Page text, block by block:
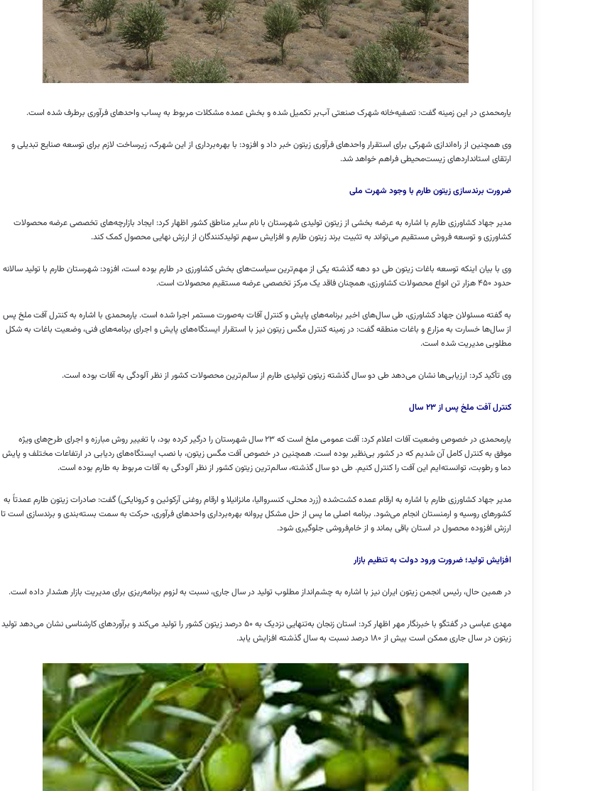
یارمحمدی در این زمینه گفت: تصفیه‌خانه شهرک صنعتی آب‌بر تکمیل شده و بخش عمده مشکلات مربوط به پساب واحدهای فرآوری برطرف شده است.
وی همچنین از راه‌اندازی شهرکی برای استقرار واحدهای فرآوری زیتون خبر داد و افزود: با بهره‌برداری از این شهرک، زیرساخت لازم برای توسعه صنایع تبدیلی و
ارتقای استانداردهای زیست‌محیطی فراهم خواهد شد.
ضرورت برندسازی زیتون طارم با وجود شهرت ملی
مدیر جهاد کشاورزی طارم با اشاره به عرضه بخشی از زیتون تولیدی شهرستان با نام سایر مناطق کشور اظهار کرد: ایجاد بازارچه‌های تخصصی عرضه محصولات
کشاورزی و توسعه فروش مستقیم می‌تواند به تثبیت برند زیتون طارم و افزایش سهم تولیدکنندگان از ارزش نهایی محصول کمک کند.
وی با بیان اینکه توسعه باغات زیتون طی دو دهه گذشته یکی از مهم‌ترین سیاست‌های بخش کشاورزی در طارم بوده است، افزود: شهرستان طارم با تولید سالانه
حدود ۴۵۰ هزار تن انواع محصولات کشاورزی، همچنان فاقد یک مرکز تخصصی عرضه مستقیم محصولات است.
به گفته مسئولان جهاد کشاورزی، طی سال‌های اخیر برنامه‌های پایش و کنترل آفات به‌صورت مستمر اجرا شده است. یارمحمدی با اشاره به کنترل آفت ملخ پس
از سال‌ها خسارت به مزارع و باغات منطقه گفت: در زمینه کنترل مگس زیتون نیز با استقرار ایستگاه‌های پایش و اجرای برنامه‌های فنی، وضعیت باغات به شکل
مطلوبی مدیریت شده است.
وی تأکید کرد: ارزیابی‌ها نشان می‌دهد طی دو سال گذشته زیتون تولیدی طارم از سالم‌ترین محصولات کشور از نظر آلودگی به آفات بوده است.
کنترل آفت ملخ پس از ۲۳ سال
یارمحمدی در خصوص وضعیت آفات اعلام کرد: آفت عمومی ملخ است که ۲۳ سال شهرستان را درگیر کرده بود، با تغییر روش مبارزه و اجرای طرح‌های ویژه
موفق به کنترل کامل آن شدیم که در کشور بی‌نظیر بوده است. همچنین در خصوص آفت مگس زیتون، با نصب ایستگاه‌های ردیابی در ارتفاعات مختلف و پایش
دما و رطوبت، توانسته‌ایم این آفت را کنترل کنیم. طی دو سال گذشته، سالم‌ترین زیتون کشور از نظر آلودگی به آفات مربوط به طارم بوده است.
مدیر جهاد کشاورزی طارم با اشاره به ارقام عمده کشت‌شده (زرد محلی، کنسروالیا، مانزانیلا و ارقام روغنی آرکوئین و کرونایکی) گفت: صادرات زیتون طارم عمدتاً به
کشورهای روسیه و ارمنستان انجام می‌شود. برنامه اصلی ما پس از حل مشکل پروانه بهره‌برداری واحدهای فرآوری، حرکت به سمت بسته‌بندی و برندسازی است تا
ارزش افزوده محصول در استان باقی بماند و از خام‌فروشی جلوگیری شود.
افزایش تولید؛ ضرورت ورود دولت به تنظیم بازار
در همین حال، رئیس انجمن زیتون ایران نیز با اشاره به چشم‌انداز مطلوب تولید در سال جاری، نسبت به لزوم برنامه‌ریزی برای مدیریت بازار هشدار داده است.
مهدی عباسی در گفتگو با خبرنگار مهر اظهار کرد: استان زنجان به‌تنهایی نزدیک به ۵۰ درصد زیتون کشور را تولید می‌کند و برآوردهای کارشناسی نشان می‌دهد تولید
زیتون در سال جاری ممکن است بیش از ۱۸۰ درصد نسبت به سال گذشته افزایش یابد.